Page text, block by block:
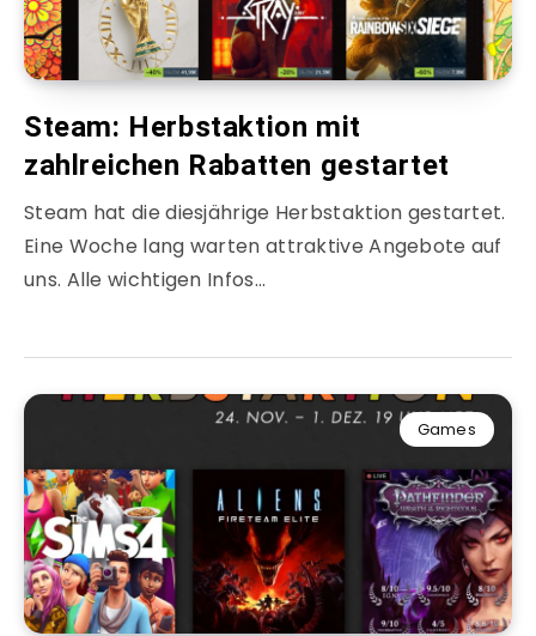
Steam: Herbstaktion mit
zahlreichen Rabatten gestartet
Steam hat die diesjährige Herbstaktion gestartet.
Eine Woche lang warten attraktive Angebote auf
uns. Alle wichtigen Infos…
Games